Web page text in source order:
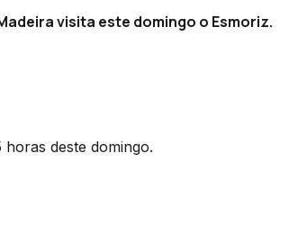
visita este domingo o Esmoriz.
deste domingo.